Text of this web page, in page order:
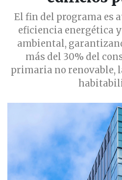
El fin del programa es
eficiencia energética
ambiental,
más del 30% del
primaria no renovable,